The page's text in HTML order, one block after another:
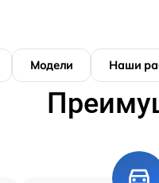
Модели Наши